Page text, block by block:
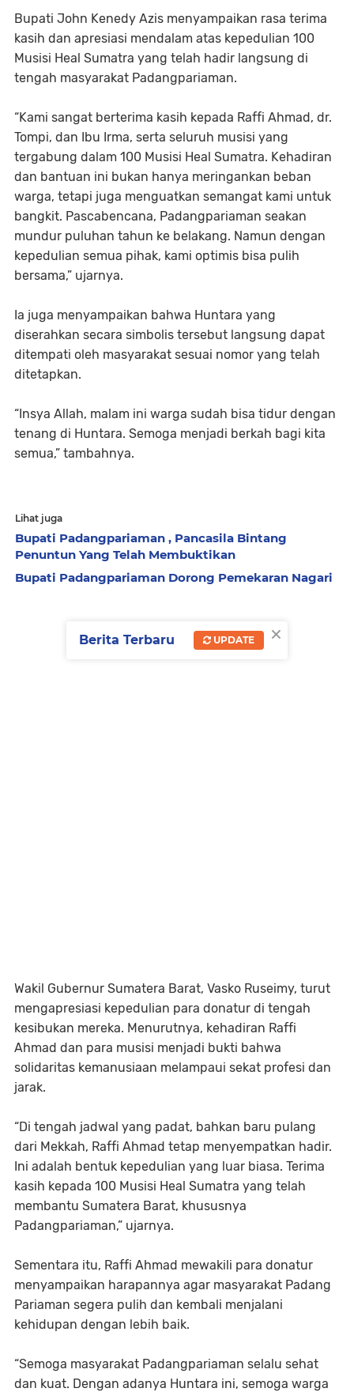
Bupati John Kenedy Azis menyampaikan rasa terima
kasih dan apresiasi mendalam atas kepedulian 100
Musisi Heal Sumatra yang telah hadir langsung di
tengah masyarakat Padangpariaman.
“Kami sangat berterima kasih kepada Raffi Ahmad, dr.
Tompi, dan Ibu Irma, serta seluruh musisi yang
tergabung dalam 100 Musisi Heal Sumatra. Kehadiran
dan bantuan ini bukan hanya meringankan beban
warga, tetapi juga menguatkan semangat kami untuk
bangkit. Pascabencana, Padangpariaman seakan
mundur puluhan tahun ke belakang. Namun dengan
kepedulian semua pihak, kami optimis bisa pulih
bersama,” ujarnya.
Ia juga menyampaikan bahwa Huntara yang
diserahkan secara simbolis tersebut langsung dapat
ditempati oleh masyarakat sesuai nomor yang telah
ditetapkan.
“Insya Allah, malam ini warga sudah bisa tidur dengan
tenang di Huntara. Semoga menjadi berkah bagi kita
semua,” tambahnya.
Lihat juga
Bupati Padangpariaman , Pancasila Bintang
Penuntun Yang Telah Membuktikan
Bupati Padangpariaman Dorong Pemekaran Nagari
Wakil Gubernur Sumatera Barat, Vasko Ruseimy, turut
mengapresiasi kepedulian para donatur di tengah
kesibukan mereka. Menurutnya, kehadiran Raffi
Ahmad dan para musisi menjadi bukti bahwa
solidaritas kemanusiaan melampaui sekat profesi dan
jarak.
“Di tengah jadwal yang padat, bahkan baru pulang
dari Mekkah, Raffi Ahmad tetap menyempatkan hadir.
Ini adalah bentuk kepedulian yang luar biasa. Terima
kasih kepada 100 Musisi Heal Sumatra yang telah
membantu Sumatera Barat, khususnya
Padangpariaman,” ujarnya.
Sementara itu, Raffi Ahmad mewakili para donatur
menyampaikan harapannya agar masyarakat Padang
Pariaman segera pulih dan kembali menjalani
kehidupan dengan lebih baik.
“Semoga masyarakat Padangpariaman selalu sehat
dan kuat. Dengan adanya Huntara ini, semoga warga
×
Berita Terbaru UPDATE